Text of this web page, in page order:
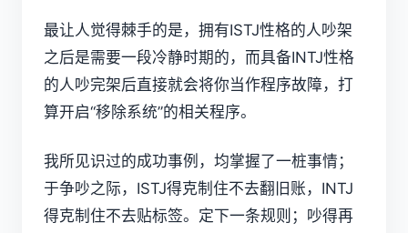
最让人觉得棘手的是，拥有ISTJ性格的人吵架
之后是需要一段冷静时期的，而具备INTJ性格
的人吵完架后直接就会将你当作程序故障，打
算开启“移除系统”的相关程序。
我所见识过的成功事例，均掌握了一桩事情；
于争吵之际，ISTJ得克制住不去翻旧账，INTJ
得克制住不去贴标签。定下一条规则；吵得再